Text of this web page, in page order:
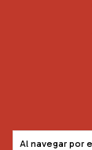
Al navegar por